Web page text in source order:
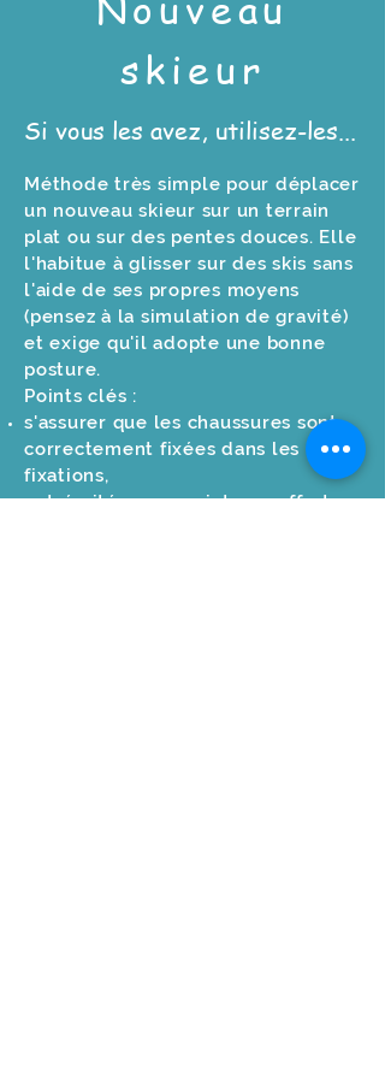
skieur
Si vous les avez, utilisez-les...
Méthode très simple pour déplacer
un nouveau skieur sur un terrain
plat ou sur des pentes douces. Elle
l'habitue à glisser sur des skis sans
l'aide de ses propres moyens
(pensez à la simulation de gravité)
et exige qu'il adopte une bonne
posture.
Points clés :
s'assurer que les chaussures sont
correctement fixées dans les
fixations,
extrémité « non pointue » offerte